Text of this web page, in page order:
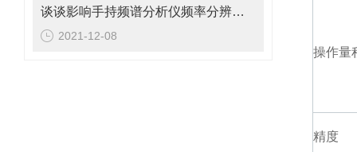
谈谈影响手持频谱分析仪频率分辨率的因素
2021-12-08
操作量
精度